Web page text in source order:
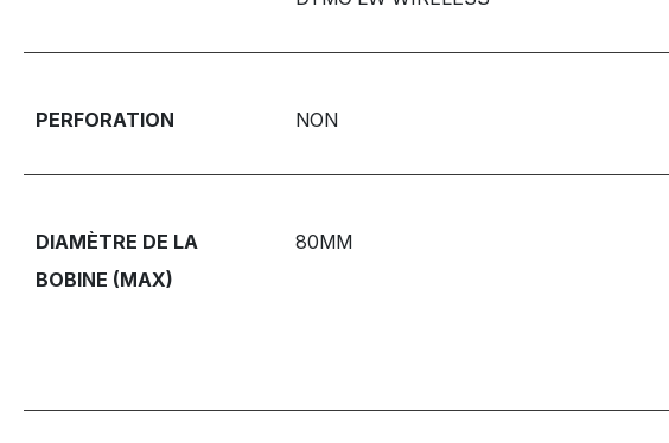
PERFORATION NON
DIAMÈTRE DE LA
BOBINE (MAX)
80MM